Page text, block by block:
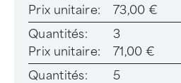
Prix unitaire:
73,00 €
Quantités:
3
Prix unitaire:
71,00 €
Quantités:
5